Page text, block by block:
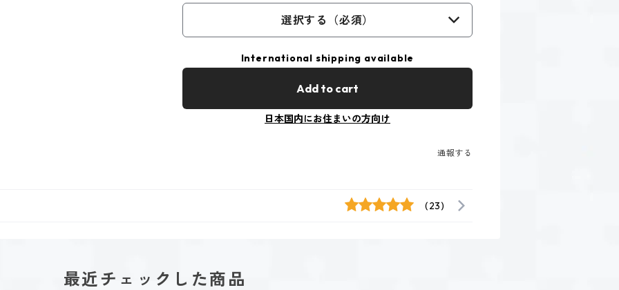
選択する（必須）
International shipping available
Add to cart
日本国内にお住まいの方向け
通報する
(23)
最近チェックした商品